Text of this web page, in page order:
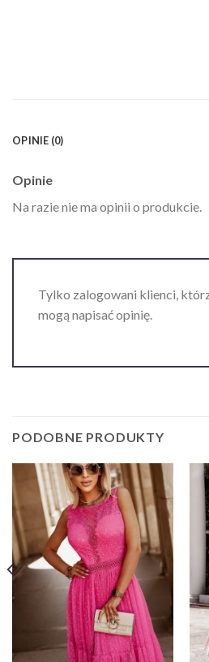
OPINIE (0)
Opinie
Na razie nie ma opinii o produkcie.
Tylko zalogowani klienci,
mogą napisać opinię.
PODOBNE PRODUKTY